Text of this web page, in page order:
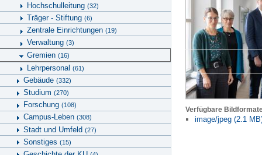
Hochschulleitung (32)
Träger - Stiftung (6)
Zentrale Einrichtungen (19)
Verwaltung (3)
Gremien (16)
Lehrpersonal (61)
Gebäude (332)
Studium (270)
Forschung (108)
Campus-Leben (308)
Stadt und Umfeld (27)
Sonstiges (15)
Verfügbare
image/jpeg (2.1